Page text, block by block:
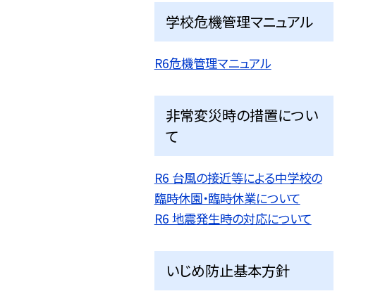
学校危機管理マニュアル
R6危機管理マニュアル
非常変災時の措置につい
て
R6 台風の接近等による中学校の
臨時休園・臨時休業について
R6 地震発生時の対応について
いじめ防止基本方針